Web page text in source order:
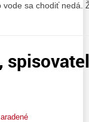
vode sa chodiť nedá.